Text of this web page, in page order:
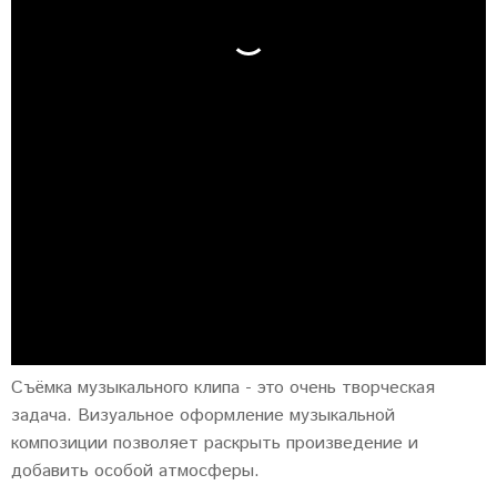
Съёмка музыкального клипа - это очень творческая
задача. Визуальное оформление музыкальной
композиции позволяет раскрыть произведение и
добавить особой атмосферы.